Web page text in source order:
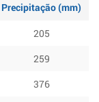
Precipitação (mm)
205
259
376